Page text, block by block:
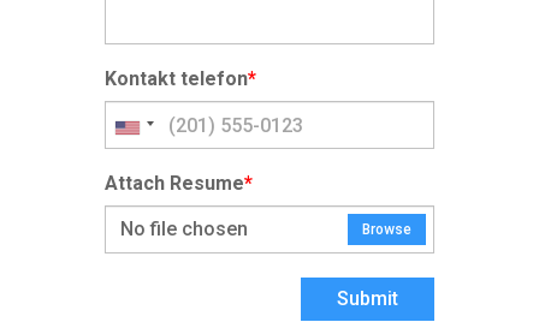
Kontakt telefon*
Attach Resume*
No file chosen
Browse
Submit